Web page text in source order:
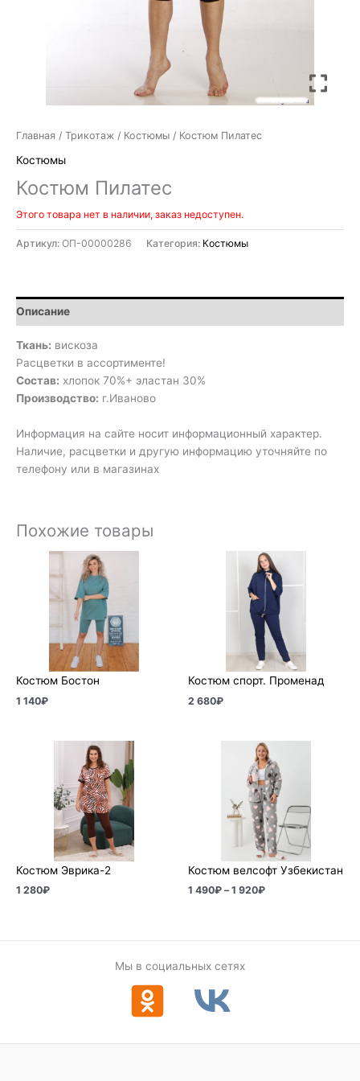
Главная / Трикотаж / Костюмы / Костюм Пилатес
Костюмы
Костюм Пилатес
Этого товара нет в наличии, заказ недоступен.
Артикул: ОП-00000286 Категория: Костюмы
Описание
Ткань: вискоза
Расцветки в ассортименте!
Состав: хлопок 70%+ эластан 30%
Производство: г.Иваново
Информация на сайте носит информационный характер.
Наличие, расцветки и другую информацию уточняйте по
телефону или в магазинах
Похожие товары
Костюм Бостон
1 140₽
Костюм спорт. Променад
2 680₽
Костюм Эврика-2
1 280₽
Костюм велсофт Узбекистан
1 490₽ – 1 920₽
Диапазон
цен:
1
490₽
–
1
920₽
Мы в социальных сетях